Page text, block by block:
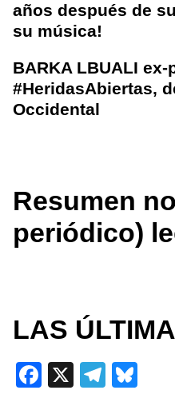
años después de
su música!
BARKA LBUALI
#HeridasAbiertas,
Occidental
Resumen
periódico)
LAS
Facebook
X